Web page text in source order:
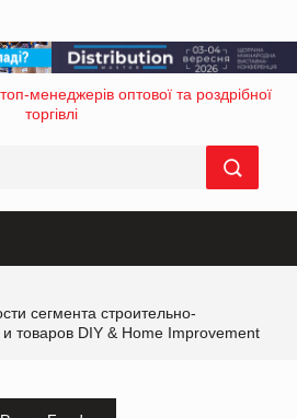
сегмента строительно-
товаров DIY & Home Improvemеnt